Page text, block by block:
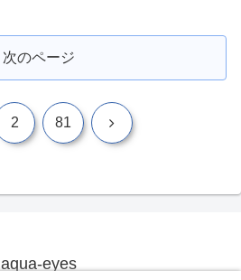
次のページ
2 81 次
aqua-eyes